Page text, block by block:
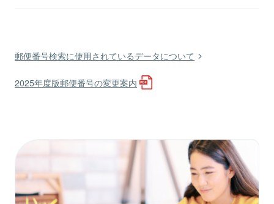
郵便番号検索に使用されているデータについて
2025年度版郵便番号の変更案内